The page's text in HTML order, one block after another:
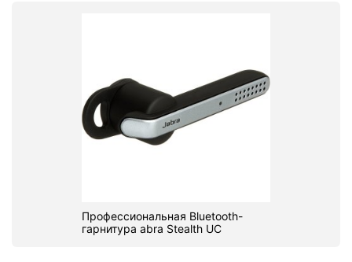
Профессиональная Bluetooth-
гарнитура abra Stealth UC